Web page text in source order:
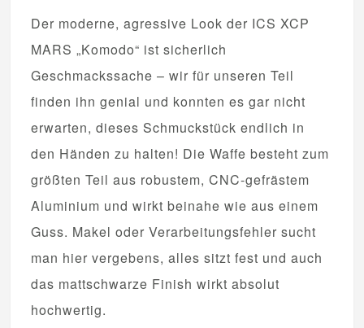
Der moderne, agressive Look der ICS XCP
MARS „Komodo“ ist sicherlich
Geschmackssache – wir für unseren Teil
finden ihn genial und konnten es gar nicht
erwarten, dieses Schmuckstück endlich in
den Händen zu halten! Die Waffe besteht zum
größten Teil aus robustem, CNC-gefrästem
Aluminium und wirkt beinahe wie aus einem
Guss. Makel oder Verarbeitungsfehler sucht
man hier vergebens, alles sitzt fest und auch
das mattschwarze Finish wirkt absolut
hochwertig.